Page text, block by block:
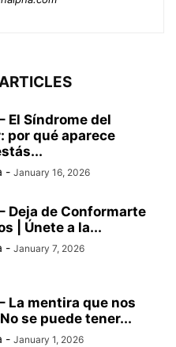
El Síndrome del
por qué aparece
- January 16, 2026
Deja de Conformarte
| Únete a la...
- January 7, 2026
La mentira que nos
se puede tener...
- January 1, 2026